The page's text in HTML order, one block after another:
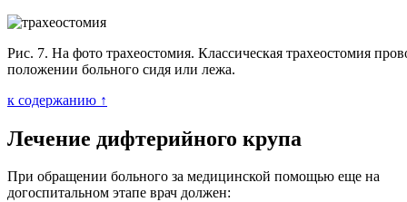
Рис. 7. На фото трахеостомия. Классическая трахеостомия
положении больного сидя или лежа.
к содержанию ↑
Лечение дифтерийного крупа
При обращении больного за медицинской помощью еще на
догоспитальном этапе врач должен: